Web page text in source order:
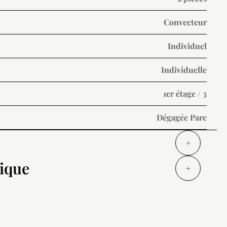
Convecteur
Individuel
Individuelle
1er étage / 3
Dégagée Parc
+
+